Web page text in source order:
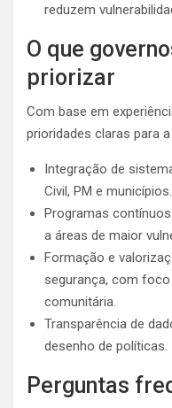
reduzem
O que
priorizar
Com base em
prioridades claras para
Integração de
Civil, PM e municípios.
Programas
a áreas de maior
Formação e
segurança, com
comunitária.
Transparência de
desenho de políticas.
Perguntas